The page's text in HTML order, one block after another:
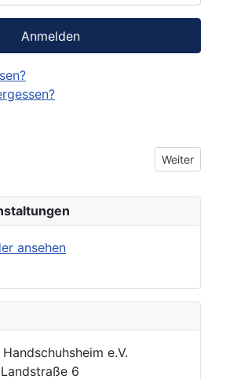
Anmelden
Nächster
Weiter
ansehen
e.V.
6